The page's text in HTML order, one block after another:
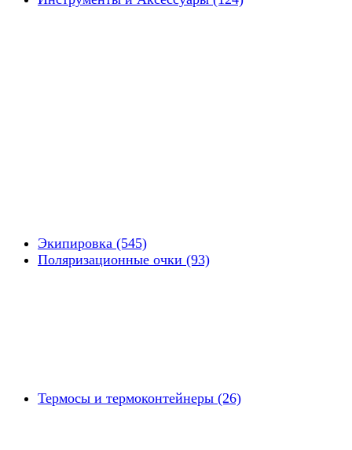
Экипировка (545)
Поляризационные очки (93)
Термосы и термоконтейнеры (26)